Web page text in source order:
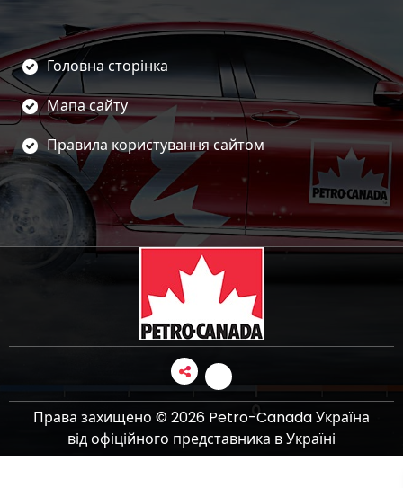
Головна сторінка
Мапа сайту
Правила користування сайтом
Права захищено © 2026 Petro-Canada Україна
від офіційного представника в Україні